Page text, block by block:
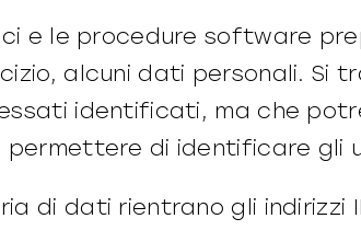
e le procedure software
alcuni dati personali. Si
identificati, ma che
di identificare gli
di dati rientrano gli indirizzi